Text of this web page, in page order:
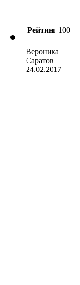
Рейтинг 100
Вероника
Саратов
24.02.2017